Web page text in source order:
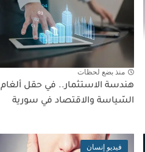
منذ بضع لحظات
هندسة الاستثمار.. في حقل ألغام
السّياسة والاقتصاد في سورية
فيديو إنسان